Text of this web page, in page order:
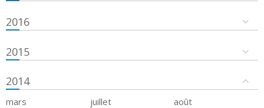
2016
2015
2014
mars juillet
août